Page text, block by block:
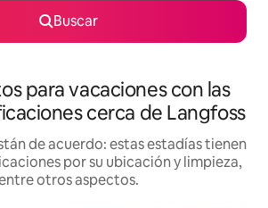
Buscar
para vacaciones con las
cerca de Langfoss
de acuerdo: estas estadías tienen
por su ubicación y limpieza,
otros aspectos.